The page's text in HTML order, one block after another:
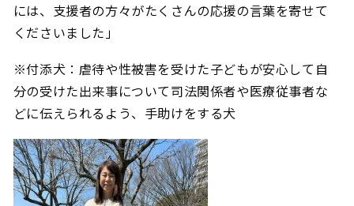
には、支援者の方々がたくさんの応援の言葉を寄せて
くださいました」
※付添犬：虐待や性被害を受けた子どもが安心して自
分の受けた出来事について司法関係者や医療従事者な
どに伝えられるよう、手助けをする犬